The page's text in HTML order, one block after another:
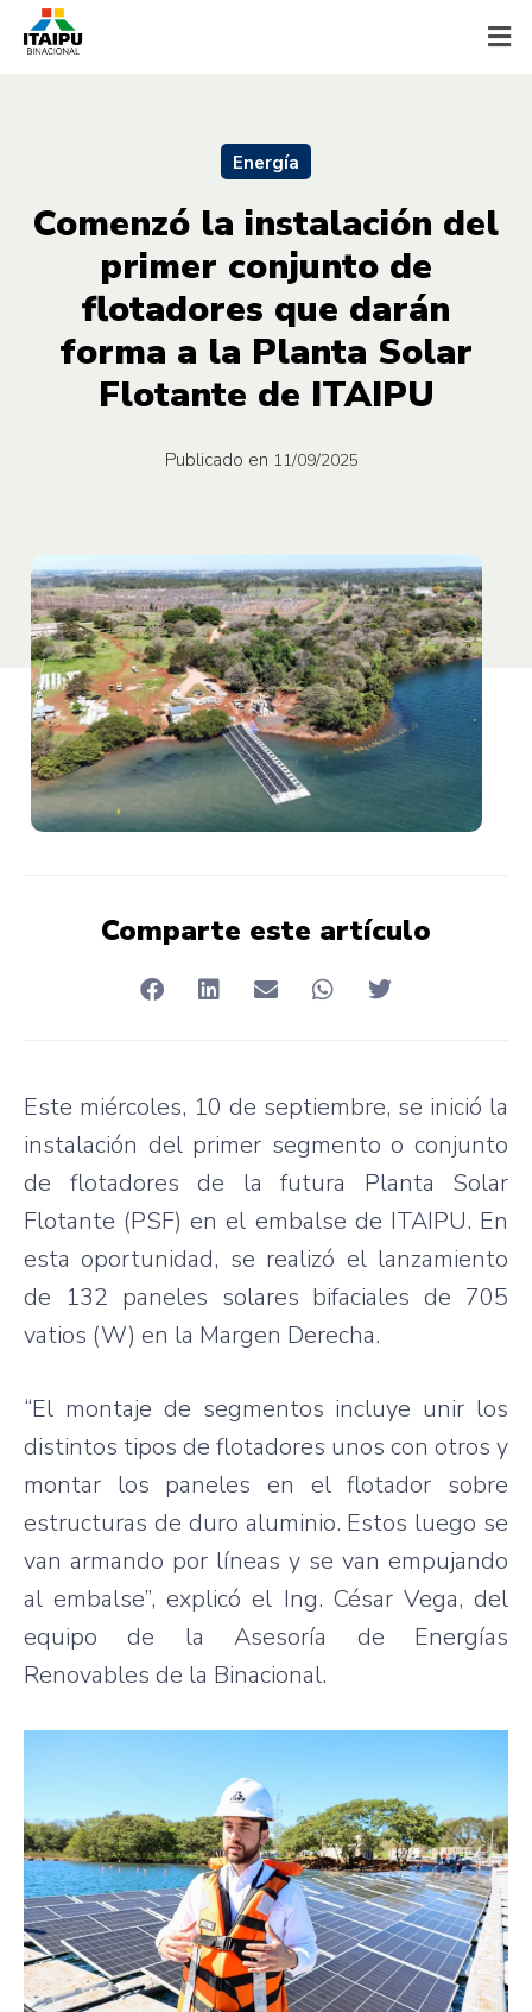
Energía
Comenzó la instalación del
primer conjunto de
flotadores que darán
forma a la Planta Solar
Flotante de ITAIPU
Publicado en 11/09/2025
Comparte este artículo
Este miércoles, 10 de septiembre, se inició la
instalación del primer segmento o conjunto
de flotadores de la futura Planta Solar
Flotante (PSF) en el embalse de ITAIPU. En
esta oportunidad, se realizó el lanzamiento
de 132 paneles solares bifaciales de 705
vatios (W) en la Margen Derecha.
“El montaje de segmentos incluye unir los
distintos tipos de flotadores unos con otros y
montar los paneles en el flotador sobre
estructuras de duro aluminio. Estos luego se
van armando por líneas y se van empujando
al embalse”, explicó el Ing. César Vega, del
equipo de la Asesoría de Energías
Renovables de la Binacional.